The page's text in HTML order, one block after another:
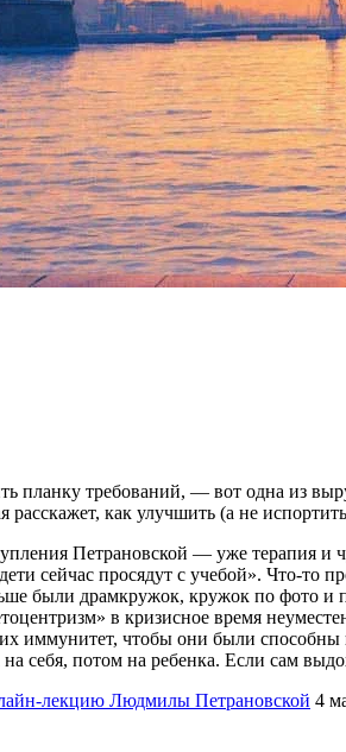
объяснит,
планку требований, — вот одна из
как улучшить (а не
Петрановской — уже терапия и
сейчас просядут с учебой». Что-то
были драмкружок, кружок по
в кризисное время
иммунитет, чтобы они были
на себя, потом на ребенка. Если сам
лекцию Людмилы Петрановской 4